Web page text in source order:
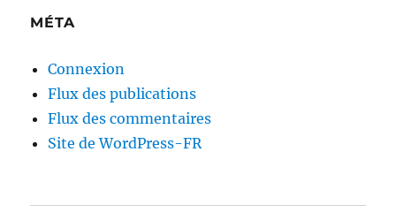
MÉTA
Connexion
Flux des publications
Flux des commentaires
Site de WordPress-FR